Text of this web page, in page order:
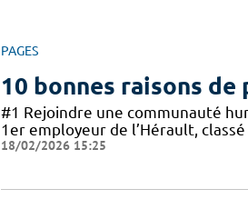
PAGES
10 bonnes raisons de
#1 Rejoindre une communauté
1er employeur de l’Hérault,
18/02/2026 15:25